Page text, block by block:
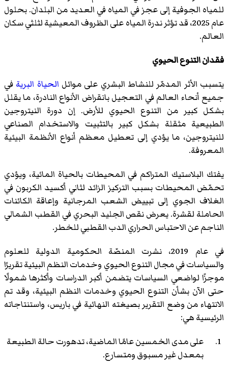
للمياه الجوفية إلى عجز في المياه في العديد من البلدان. بحلول
عام 2025، قد تؤثر ندرة المياه على الظروف المعيشية لثلثي سكان
العالم.
فقدان التنوع الحيوي
يتسبب الأثر المدمّر للنشاط البشري على موائل الحياة البرية في
جميع أنحاء العالم في التعجيل بانقراض الأنواع النادرة، ما يقلل
بشكل كبير من التنوع الحيوي للأرض. إن دورة النيتروجين
الطبيعية مثقلة بشكل كبير بالتثبيت والاستخدام الصناعي
للنيتروجين، ما يؤدي إلى تعطيل معظم أنواع الأنظمة البيئية
المعروفة.
يفتك البلاستيك المتراكم في المحيطات بالحياة المائية، ويؤدي
تحمّض المحيطات بسبب التركيز الزائد لثاني أكسيد الكربون في
الغلاف الجوي إلى تبييض الشعب المرجانية وإعاقة الكائنات
الحاملة لقشرة. يعرض نقص الجليد البحري في القطب الشمالي
الناجم عن الاحتباس الحراري الدب القطبي للخطر.
في عام 2019، نشرت المنصّة الحكومية الدولية للعلوم
والسياسات في مجال التنوع الحيوي وخدمات النظم البيئية تقريرًا
موجزًا لواضعي السياسات يتضمن أكبر الدراسات وأكثرها شمولًا
حتى الآن بشأن التنوع الحيوي وخدمات النظم البيئية، وقد تم
الانتهاء من وضع التقرير بصيغته النهائية في باريس، واستنتاجاته
الرئيسية هي:
على مدى الخمسين عامًا الماضية، تدهورت حالة الطبيعة
بمعدل غير مسبوق ومتسارع.